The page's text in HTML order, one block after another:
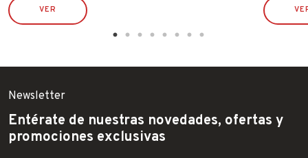
VER
Newsletter
Entérate de nuestras novedades, ofertas y
promociones exclusivas